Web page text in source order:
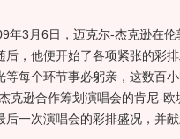
3月6日，迈克尔-杰克逊在伦
后，他便开始了各项紧张的彩
等每个环节事必躬亲，这数百
克逊合作筹划演唱会的肯尼-
后一次演唱会的彩排盛况，并献